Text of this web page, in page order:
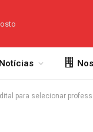
Notícias
para selecionar